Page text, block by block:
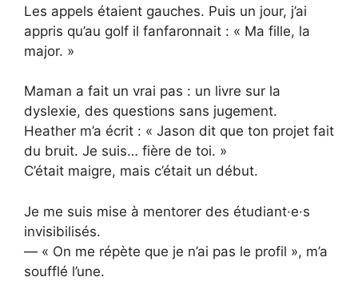
Les appels étaient gauches. Puis un jour, j’ai
appris qu’au golf il fanfaronnait : « Ma fille, la
major. »
Maman a fait un vrai pas : un livre sur la
dyslexie, des questions sans jugement.
Heather m’a écrit : « Jason dit que ton projet fait
du bruit. Je suis… fière de toi. »
C’était maigre, mais c’était un début.
Je me suis mise à mentor­er des étudiant·e·s
invisibilisés.
— « On me répète que je n’ai pas le profil », m’a
soufflé l’une.